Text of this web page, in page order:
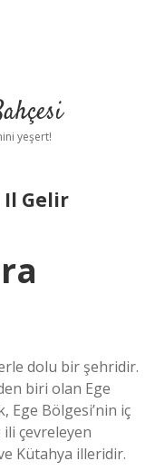
yeşert!
Il Gelir
dolu bir şehridir.
biri olan Ege
Ege Bölgesi’nin iç
ili çevreleyen
Kütahya illeridir.